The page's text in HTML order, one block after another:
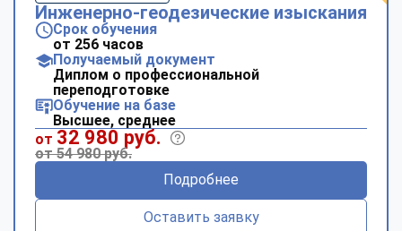
Инженерно-геодезические изыскания
Срок обучения
от 256 часов
Получаемый документ
Диплом о профессиональной
переподготовке
Обучение на базе
Высшее, среднее
от 32 980 руб.
от 54 980 руб.
Подробнее
Оставить заявку